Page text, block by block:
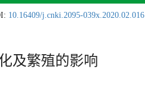
10.16409/j.cnki.2095-039x.2020.02.016
及繁殖的影响